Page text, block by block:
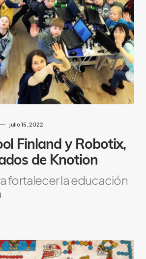
julio 15, 2022
Finland y Robotix,
de Knotion
fortalecer la educación